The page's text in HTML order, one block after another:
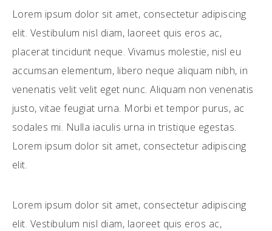
Lorem ipsum dolor sit amet, consectetur adipiscing
elit. Vestibulum nisl diam, laoreet quis eros ac,
placerat tincidunt neque. Vivamus molestie, nisl eu
accumsan elementum, libero neque aliquam nibh, in
venenatis velit velit eget nunc. Aliquam non venenatis
justo, vitae feugiat urna. Morbi et tempor purus, ac
sodales mi. Nulla iaculis urna in tristique egestas.
Lorem ipsum dolor sit amet, consectetur adipiscing
elit.
Lorem ipsum dolor sit amet, consectetur adipiscing
elit. Vestibulum nisl diam, laoreet quis eros ac,